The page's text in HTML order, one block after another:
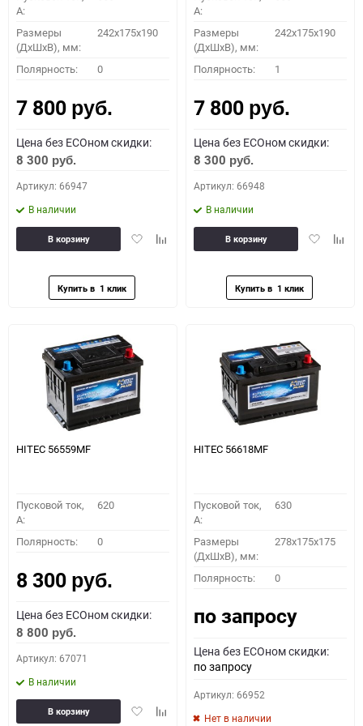
A:
Размеры
(ДхШхВ), мм:
242x175x190
Полярность: 0
7 800 руб.
Цена без ECOном скидки:
8 300 руб.
Артикул: 66947
В наличии
ДобавитьДобавить
В корзину
A:
Размеры
(ДхШхВ), мм:
242x175x190
Полярность: 1
7 800 руб.
Цена без ECOном скидки:
8 300 руб.
Артикул: 66948
В наличии
Добавить
В корзину
HITEC 56559MF
Пусковой ток,
A:
620
Полярность: 0
8 300 руб.
Цена без ECOном скидки:
8 800 руб.
Артикул: 67071
В наличии
ДобавитьДобавить
В корзину
HITEC 56618MF
Пусковой ток,
A:
630
Размеры
(ДхШхВ), мм:
278x175x175
Полярность: 0
по запросу
Цена без ECOном скидки:
по запросу
Артикул: 66952
Нет в наличии